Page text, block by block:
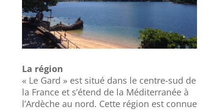
La région
« Le Gard » est situé dans le centre-sud de
la France et s’étend de la Méditerranée à
l’Ardèche au nord. Cette région est connue